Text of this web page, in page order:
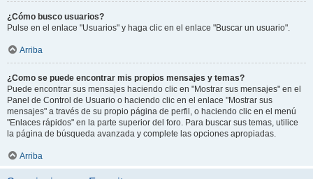
¿Cómo busco usuarios?
Pulse en el enlace "Usuarios" y haga clic en el enlace "Buscar un usuario".
Arriba
¿Como se puede encontrar mis propios mensajes y temas?
Puede encontrar sus mensajes haciendo clic en "Mostrar sus mensajes" en el
Panel de Control de Usuario o haciendo clic en el enlace "Mostrar sus
mensajes" a través de su propio página de perfil, o haciendo clic en el menú
"Enlaces rápidos" en la parte superior del foro. Para buscar sus temas, utilice
la página de búsqueda avanzada y complete las opciones apropiadas.
Arriba